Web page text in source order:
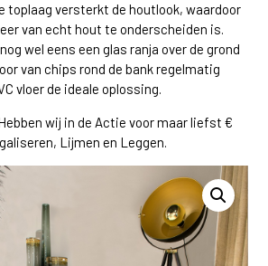
versterkt de houtlook, waardoor
van echt hout te onderscheiden is.
wel eens een glas ranja over de grond
van chips rond de bank regelmatig
vloer de ideale oplossing.
wij in de Actie voor maar liefst €
Lijmen en Leggen.